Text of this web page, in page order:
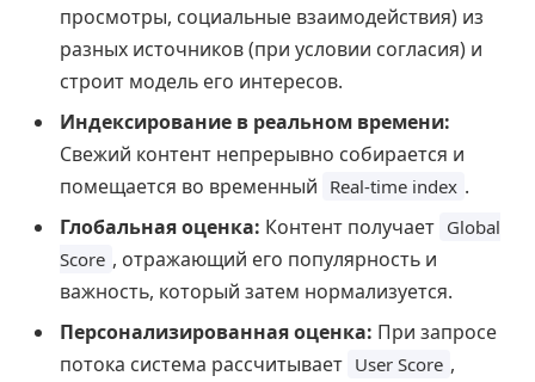
просмотры, социальные взаимодействия) из
разных источников (при условии согласия) и
строит модель его интересов.
Индексирование в реальном времени:
Свежий контент непрерывно собирается и
помещается во временный Real-time index .
Глобальная оценка: Контент получает Global
Score , отражающий его популярность и
важность, который затем нормализуется.
Персонализированная оценка: При запросе
потока система рассчитывает User Score ,